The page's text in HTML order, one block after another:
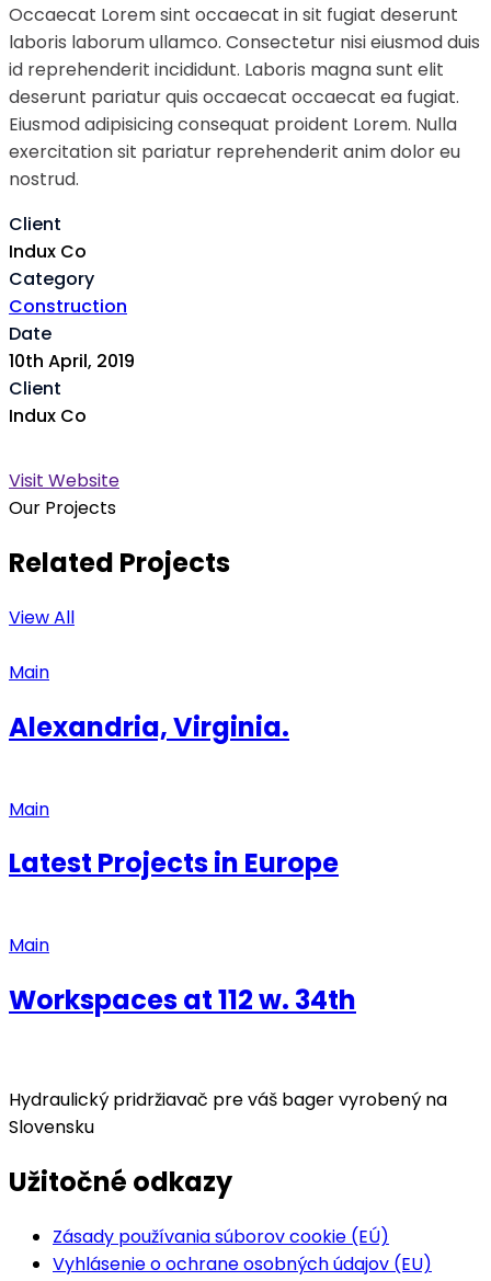
Occaecat Lorem sint occaecat in sit fugiat deserunt
laboris laborum ullamco. Consectetur nisi eiusmod duis
id reprehenderit incididunt. Laboris magna sunt elit
deserunt pariatur quis occaecat occaecat ea fugiat.
Eiusmod adipisicing consequat proident Lorem. Nulla
exercitation sit pariatur reprehenderit anim dolor eu
nostrud.
Client
Indux Co
Category
Construction
Date
10th April, 2019
Client
Indux Co
Visit Website
Our Projects
Related Projects
View All
Main
Alexandria, Virginia.
Main
Latest Projects in Europe
Main
Workspaces at 112 w. 34th
Hydraulický pridržiavač pre váš bager vyrobený na
Slovensku
Užitočné odkazy
Zásady používania súborov cookie (EÚ)
Vyhlásenie o ochrane osobných údajov (EU)